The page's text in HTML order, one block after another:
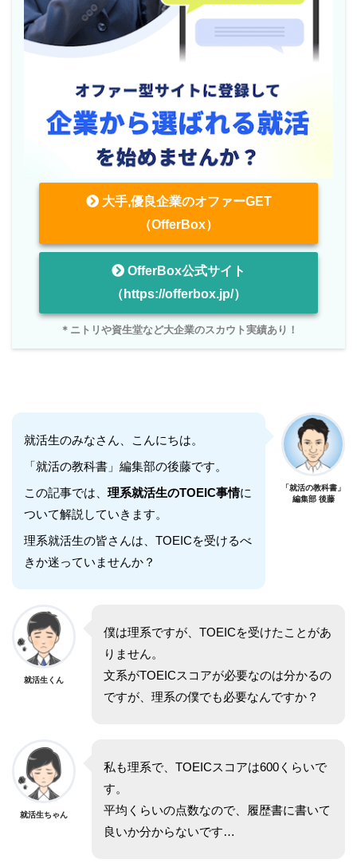
大手,優良企業のオファーGET
（OfferBox）
OfferBox公式サイト
（https://offerbox.jp/）
＊ニトリや資生堂など大企業のスカウト実績あり！
就活生のみなさん、こんにちは。
「就活の教科書」編集部の後藤です。
この記事では、 理系就活生のTOEIC事情に
ついて解説していきます。
理系就活生の皆さんは、TOEICを受けるべ
きか迷っていませんか？
「就活の教科書」
編集部 後藤
就活生くん
僕は理系ですが、TOEICを受けたことがあ
りません。
文系がTOEICスコアが必要なのは分かるの
ですが、理系の僕でも必要なんですか？
就活生ちゃん
私も理系で、TOEICスコアは600くらいで
す。
平均くらいの点数なので、履歴書に書いて
良いか分からないです…